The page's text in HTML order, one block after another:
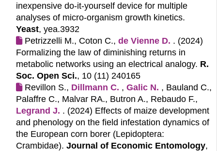
inexpensive do‐it‐yourself device for multiple
analyses of micro‐organism growth kinetics.
Yeast, yea.3932
Petrizzelli M., Coton C., de Vienne D. . (2024)
Formalizing the law of diminishing returns in
metabolic networks using an electrical analogy. R.
Soc. Open Sci., 10 (11) 240165
Revillon S., Dillmann C. , Galic N. , Bauland C.,
Palaffre C., Malvar RA., Butron A., Rebaudo F.,
Legrand J. . (2024) Effects of maize development
and phenology on the field infestation dynamics of
the European corn borer (Lepidoptera:
Crambidae). Journal of Economic Entomology,